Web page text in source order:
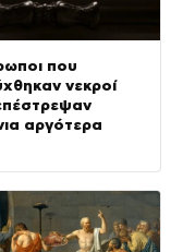
που
νεκροί
αργότερα